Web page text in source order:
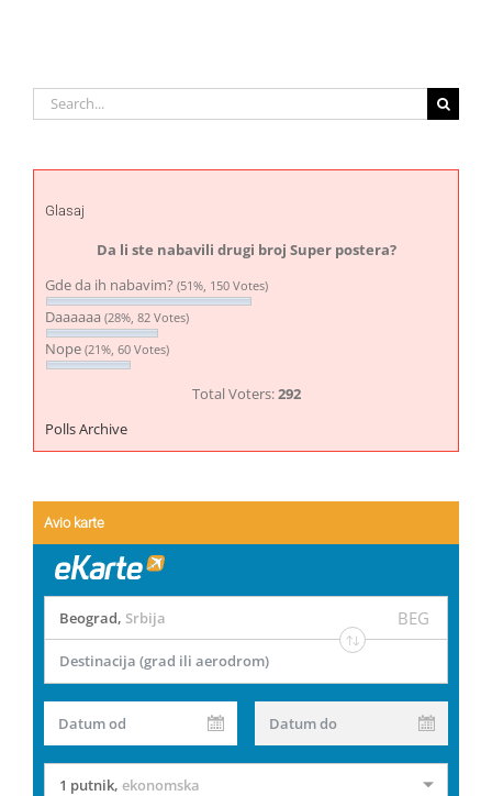
Search
for:
Glasaj
Da li ste nabavili drugi broj Super postera?
Gde da ih nabavim? (51%, 150 Votes)
Daaaaaa (28%, 82 Votes)
Nope (21%, 60 Votes)
Total Voters:292
Polls Archive
Avio karte
Beograd, Srbija BEG
Destinacija (grad ili aerodrom)
Datum od Datum do
1 putnik, ekonomska